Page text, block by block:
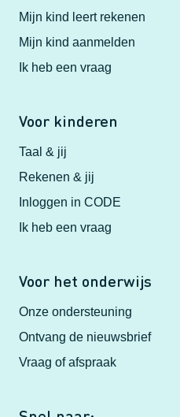
Mijn kind leert rekenen
Mijn kind aanmelden
Ik heb een vraag
Voor kinderen
Taal & jij
Rekenen & jij
Inloggen in CODE
Ik heb een vraag
Voor het onderwijs
Onze ondersteuning
Ontvang de nieuwsbrief
Vraag of afspraak